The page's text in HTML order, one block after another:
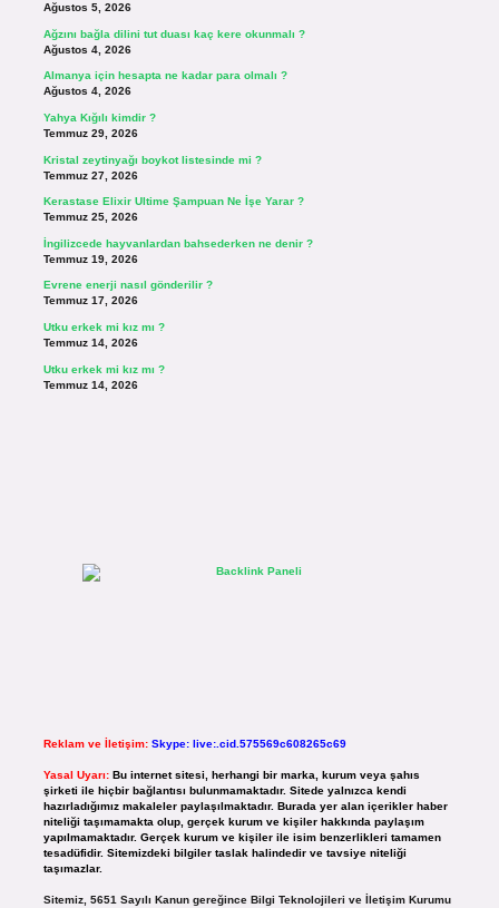
Ağustos 5, 2026
Ağzını bağla dilini tut duası kaç kere okunmalı ?
Ağustos 4, 2026
Almanya için hesapta ne kadar para olmalı ?
Ağustos 4, 2026
Yahya Kığılı kimdir ?
Temmuz 29, 2026
Kristal zeytinyağı boykot listesinde mi ?
Temmuz 27, 2026
Kerastase Elixir Ultime Şampuan Ne İşe Yarar ?
Temmuz 25, 2026
İngilizcede hayvanlardan bahsederken ne denir ?
Temmuz 19, 2026
Evrene enerji nasıl gönderilir ?
Temmuz 17, 2026
Utku erkek mi kız mı ?
Temmuz 14, 2026
Utku erkek mi kız mı ?
Temmuz 14, 2026
Reklam ve İletişim: Skype: live:.cid.575569c608265c69
Yasal Uyarı: Bu internet sitesi, herhangi bir marka, kurum veya şahıs
şirketi ile hiçbir bağlantısı bulunmamaktadır. Sitede yalnızca kendi
hazırladığımız makaleler paylaşılmaktadır. Burada yer alan içerikler haber
niteliği taşımamakta olup, gerçek kurum ve kişiler hakkında paylaşım
yapılmamaktadır. Gerçek kurum ve kişiler ile isim benzerlikleri tamamen
tesadüfidir. Sitemizdeki bilgiler taslak halindedir ve tavsiye niteliği
taşımazlar.
Sitemiz, 5651 Sayılı Kanun gereğince Bilgi Teknolojileri ve İletişim Kurumu